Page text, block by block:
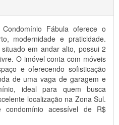
Fábula oferece o
modernidade e praticidade.
em andar alto, possui 2
O imóvel conta com móveis
e oferecendo sofisticação
de uma vaga de garagem e
ideal para quem busca
localização na Zona Sul.
acessível de R$